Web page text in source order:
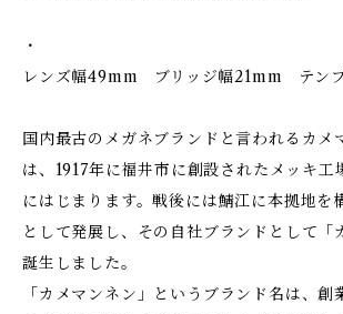
・
レンズ幅49mm ブリッジ幅21mm テン
国内最古のメガネブランドと言われるカメ
は、1917年に福井市に創設されたメッキ工
にはじまります。戦後には鯖江に本拠地を
として発展し、その自社ブランドとして「
誕生しました。
「カメマンネン」というブランド名は、創